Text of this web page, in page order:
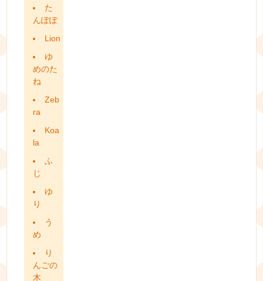
た
んぽぽ
Lion
ゆ
めのた
ね
Zeb
ra
Koa
la
ふ
じ
ゆ
り
う
め
り
んごの
木